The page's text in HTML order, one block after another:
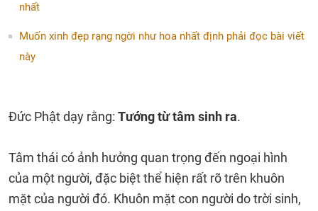
nhất
Muốn xinh đẹp rạng ngời như hoa nhất định phải đọc bài viết
này
Đức Phật dạy rằng: Tướng từ tâm sinh ra.
Tâm thái có ảnh hưởng quan trọng đến ngoại hình
của một người, đặc biệt thể hiện rất rõ trên khuôn
mặt của người đó. Khuôn mặt con người do trời sinh,